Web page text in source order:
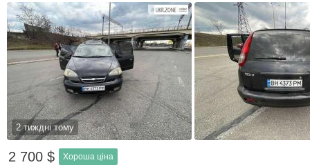
2 тиждні тому
2 700 $ Хороша ціна